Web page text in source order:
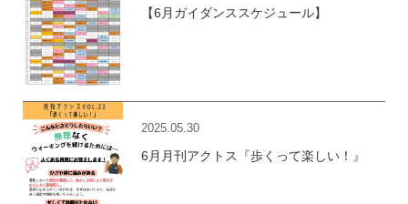
【6月ガイダンススケジュール】
2025.05.30
6月月刊アクトス『歩くって楽しい！』